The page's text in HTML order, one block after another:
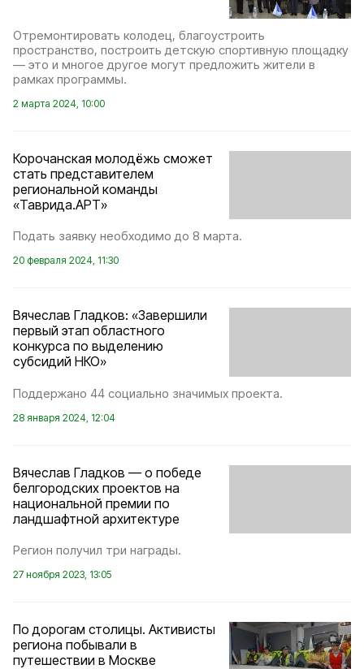
Отремонтировать колодец, благоустроить
пространство, построить детскую спортивную площадку
— это и многое другое могут предложить жители в
рамках программы.
2 марта 2024, 10:00
Корочанская молодёжь сможет
стать представителем
региональной команды
«Таврида.АРТ»
Подать заявку необходимо до 8 марта.
20 февраля 2024, 11:30
Вячеслав Гладков: «Завершили
первый этап областного
конкурса по выделению
субсидий НКО»
Поддержано 44 социально значимых проекта.
28 января 2024, 12:04
Вячеслав Гладков — о победе
белгородских проектов на
национальной премии по
ландшафтной архитектуре
Регион получил три награды.
27 ноября 2023, 13:05
По дорогам столицы. Активисты
региона побывали в
путешествии в Москве